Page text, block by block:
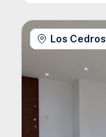
Los Cedros